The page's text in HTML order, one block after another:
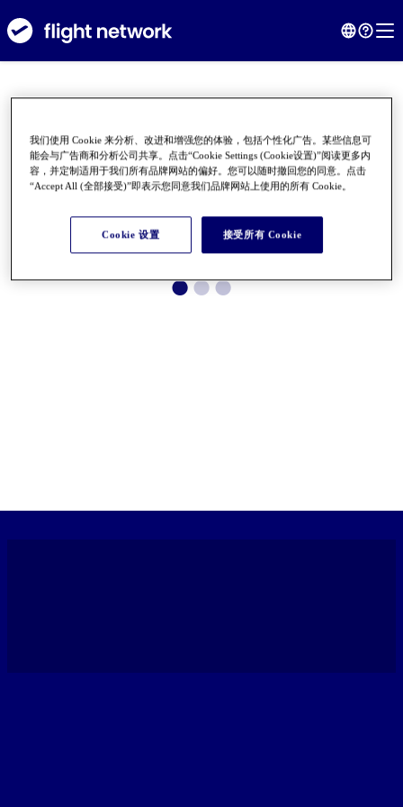
●●●
我们使用 Cookie 来分析、改进和增强您的体验，包括个性化广告。某些信息可
能会与广告商和分析公司共享。点击“Cookie Settings (Cookie设置)”阅读更多内
容，并定制适用于我们所有品牌网站的偏好。您可以随时撤回您的同意。点击
“Accept All (全部接受)”即表示您同意我们品牌网站上使用的所有 Cookie。
Cookie 设置 接受所有 Cookie